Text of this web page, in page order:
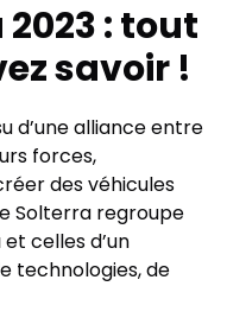
: tout
savoir !
d’une alliance entre
forces,
des véhicules
Solterra regroupe
celles d’un
technologies, de